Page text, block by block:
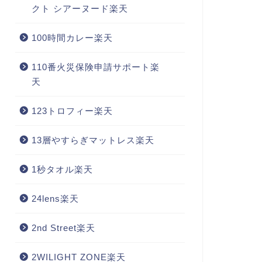
クト シアーヌード楽天
100時間カレー楽天
110番火災保険申請サポート楽
天
123トロフィー楽天
13層やすらぎマットレス楽天
1秒タオル楽天
24lens楽天
2nd Street楽天
2WILIGHT ZONE楽天